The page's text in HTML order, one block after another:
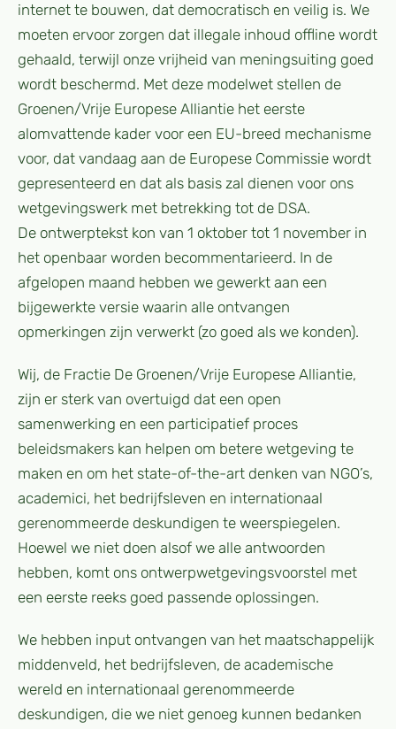
internet te bouwen, dat democratisch en veilig is. We
moeten ervoor zorgen dat illegale inhoud offline wordt
gehaald, terwijl onze vrijheid van meningsuiting goed
wordt beschermd. Met deze modelwet stellen de
Groenen/Vrije Europese Alliantie het eerste
alomvattende kader voor een EU-breed mechanisme
voor, dat vandaag aan de Europese Commissie wordt
gepresenteerd en dat als basis zal dienen voor ons
wetgevingswerk met betrekking tot de DSA.
De ontwerptekst kon van 1 oktober tot 1 november in
het openbaar worden becommentarieerd. In de
afgelopen maand hebben we gewerkt aan een
bijgewerkte versie waarin alle ontvangen
opmerkingen zijn verwerkt (zo goed als we konden).
Wij, de Fractie De Groenen/Vrije Europese Alliantie,
zijn er sterk van overtuigd dat een open
samenwerking en een participatief proces
beleidsmakers kan helpen om betere wetgeving te
maken en om het state-of-the-art denken van NGO’s,
academici, het bedrijfsleven en internationaal
gerenommeerde deskundigen te weerspiegelen.
Hoewel we niet doen alsof we alle antwoorden
hebben, komt ons ontwerpwetgevingsvoorstel met
een eerste reeks goed passende oplossingen.
We hebben input ontvangen van het maatschappelijk
middenveld, het bedrijfsleven, de academische
wereld en internationaal gerenommeerde
deskundigen, die we niet genoeg kunnen bedanken